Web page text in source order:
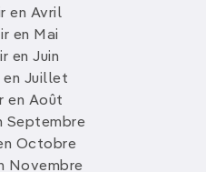
en Avril
en Mai
en Juin
en Juillet
en Août
Septembre
Octobre
Novembre